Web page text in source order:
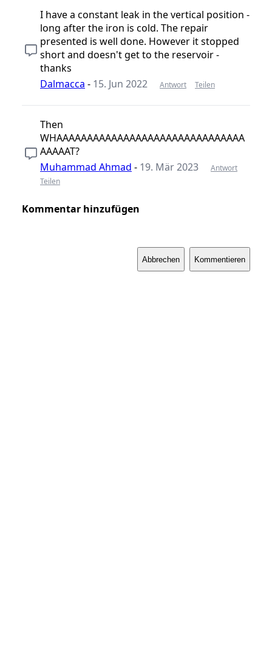
I have a constant leak in the vertical position -
long after the iron is cold. The repair
presented is well done. However it stopped
short and doesn't get to the reservoir -
thanks
Dalmacca - 15. Jun 2022 Antwort Teilen
Then
WHAAAAAAAAAAAAAAAAAAAAAAAAAAAAAAA
AAAAAT?
Muhammad Ahmad - 19. Mär 2023
Antwort
Teilen
Kommentar hinzufügen
Abbrechen Kommentieren